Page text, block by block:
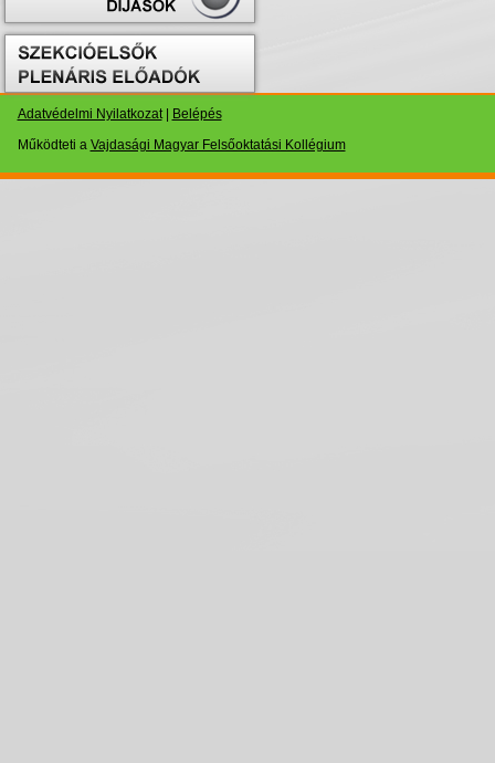
Adatvédelmi Nyilatkozat|
Belépés
Működteti a Vajdasági Magyar Felsőoktatási Kollégium